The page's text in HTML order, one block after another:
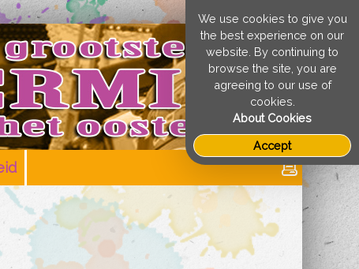
We use cookies to give you
the best experience on our
website. By continuing to
browse the site, you are
agreeing to our use of
cookies.
About Cookies
Accept